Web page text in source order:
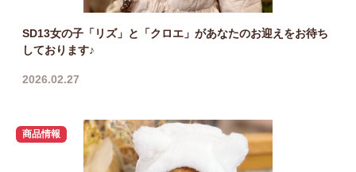
SD13女の子「リズ」と「クロエ」があなたのお迎えをお待ち
しております♪
2026.02.27
商品情報